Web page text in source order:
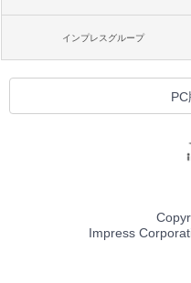
インプレスグループ
PC
Impress